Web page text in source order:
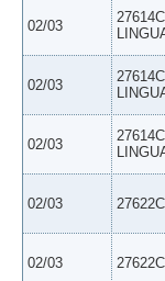
02/03
02/03
02/03
02/03
02/03